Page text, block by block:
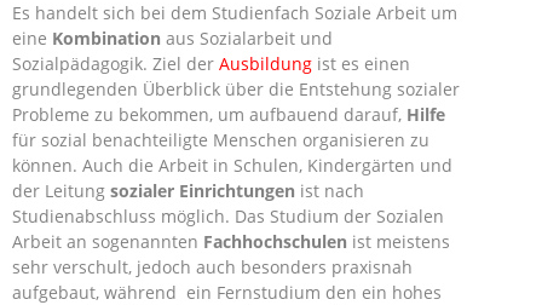
Es handelt sich bei dem Studienfach Soziale Arbeit um
eine Kombination aus Sozialarbeit und
Sozialpädagogik. Ziel der Ausbildung ist es einen
grundlegenden Überblick über die Entstehung sozialer
Probleme zu bekommen, um aufbauend darauf, Hilfe
für sozial benachteiligte Menschen organisieren zu
können. Auch die Arbeit in Schulen, Kindergärten und
der Leitung sozialer Einrichtungen ist nach
Studienabschluss möglich. Das Studium der Sozialen
Arbeit an sogenannten Fachhochschulen ist meistens
sehr verschult, jedoch auch besonders praxisnah
aufgebaut, während ein Fernstudium den ein hohes